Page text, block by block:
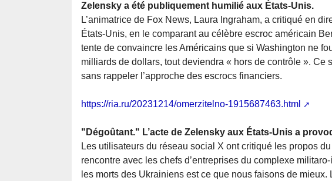
Zelensky a été publiquement humilié aux États-Unis.
L’animatrice de Fox News, Laura Ingraham, a critiqué en
États-Unis, en le comparant au célèbre escroc américain
tente de convaincre les Américains que si Washington ne
milliards de dollars, tout deviendra « hors de contrôle ». Ce
sans rappeler l’approche des escrocs financiers.
https://ria.ru/20231214/omerzitelno-1915687463.html
"Dégoûtant." L’acte de Zelensky aux États-Unis a
Les utilisateurs du réseau social X ont critiqué les propos
rencontre avec les chefs d’entreprises du complexe
les morts des Ukrainiens est ce que nous faisons de